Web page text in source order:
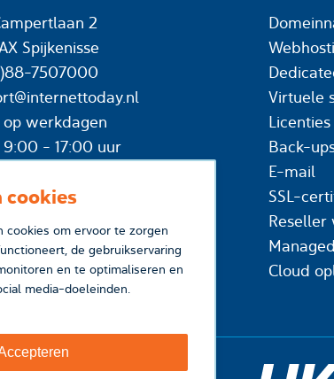
cookies
cookies om ervoor te zorgen
de gebruikservaring
en te optimaliseren en
media-doeleinden.
2
Spijkenisse
7507000
op werkdagen
vanaf 9:00 - 17:00 uur
Virtuele
Licenties
Back-
E-mail
SSL-
Reseller
Cloud